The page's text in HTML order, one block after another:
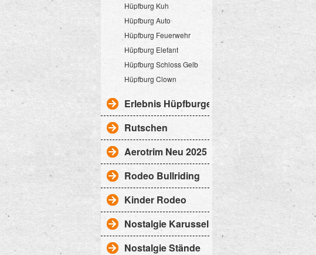
Hüpfburg Kuh
Hüpfburg Auto
Hüpfburg Feuerwehr
Hüpfburg Elefant
Hüpfburg Schloss Gelb
Hüpfburg Clown
Erlebnis Hüpfburgen
Rutschen
Aerotrim Neu 2025
Rodeo Bullriding
Kinder Rodeo
Nostalgie Karussell
Nostalgie Stände